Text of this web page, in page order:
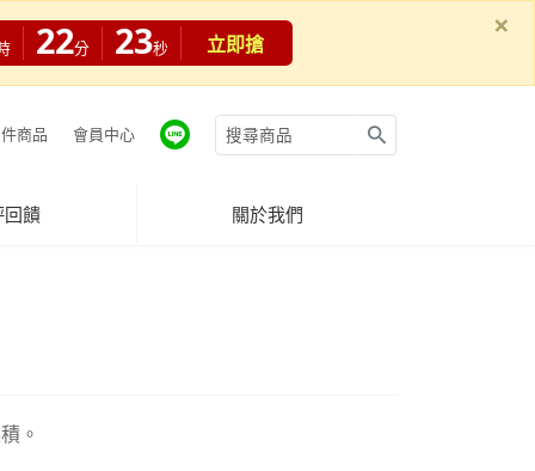
商品 會員中心
回饋 關於我們
。
22分 22秒 立即搶
×